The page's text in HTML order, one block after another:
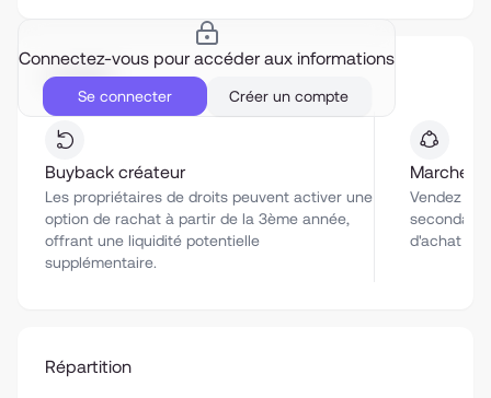
Connectez-vous pour accéder aux informations
Se connecter Créer un compte
Liquidité
Buyback créateur
Les propriétaires de droits peuvent activer une
option de rachat à partir de la 3ème année,
offrant une liquidité potentielle
supplémentaire.
Marché
Vendez
d'achat
Répartition